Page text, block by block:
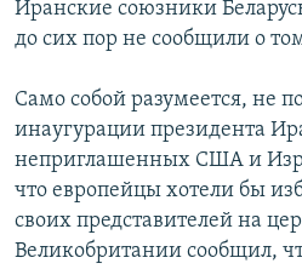
Иранские союзники
до сих пор не сообщили о
Само собой разумеется, не
инаугурации президента
неприглашенных США и
что европейцы хотели бы
своих представителей на
Великобритании сообщил,